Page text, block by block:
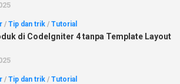
/ Tip dan trik / Tutorial
di CodeIgniter 4 tanpa Template Layout
/ Tip dan trik / Tutorial